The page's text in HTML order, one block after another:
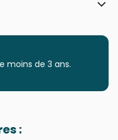
- Villes et Villages
pour Adultes (500 à
fabriqués en France
moins de 3 ans.
: